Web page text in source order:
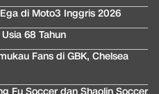
di Moto3 Inggris 2026
68 Tahun
Fans di GBK, Chelsea